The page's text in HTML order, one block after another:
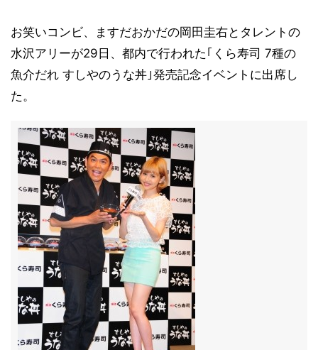
お笑いコンビ、ますだおかだの岡田圭右とタレントの
水沢アリーが29日、都内で行われた｢くら寿司 7種の
魚介だれ すしやのうな丼｣発売記念イベントに出席し
た。